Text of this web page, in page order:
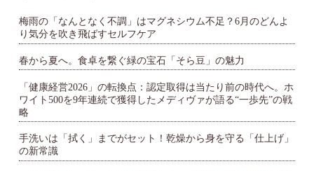
梅雨の「なんとなく不調」はマグネシウム不足？6月のどんよ
り気分を吹き飛ばすセルフケア
春から夏へ。食卓を繋ぐ緑の宝石「そら豆」の魅力
「健康経営2026」の転換点：認定取得は当たり前の時代へ。ホ
ワイト500を9年連続で獲得したメディヴァが語る“一歩先”の戦
略
手洗いは「拭く」までがセット！乾燥から身を守る「仕上げ」
の新常識